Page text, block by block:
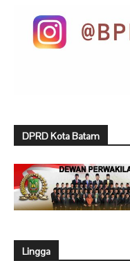
DPRD Kota Batam
Lingga